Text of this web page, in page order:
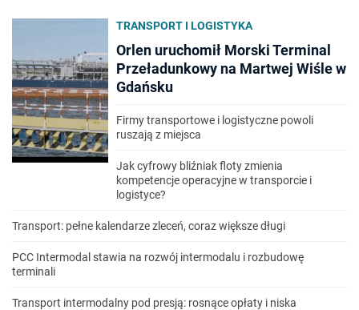
TRANSPORT I LOGISTYKA
Orlen uruchomił Morski Terminal
Przeładunkowy na Martwej Wiśle w
Gdańsku
Firmy transportowe i logistyczne powoli
ruszają z miejsca
Jak cyfrowy bliźniak floty zmienia
kompetencje operacyjne w transporcie i
logistyce?
Transport: pełne kalendarze zleceń, coraz większe długi
PCC Intermodal stawia na rozwój intermodalu i rozbudowę
terminali
Transport intermodalny pod presją: rosnące opłaty i niska